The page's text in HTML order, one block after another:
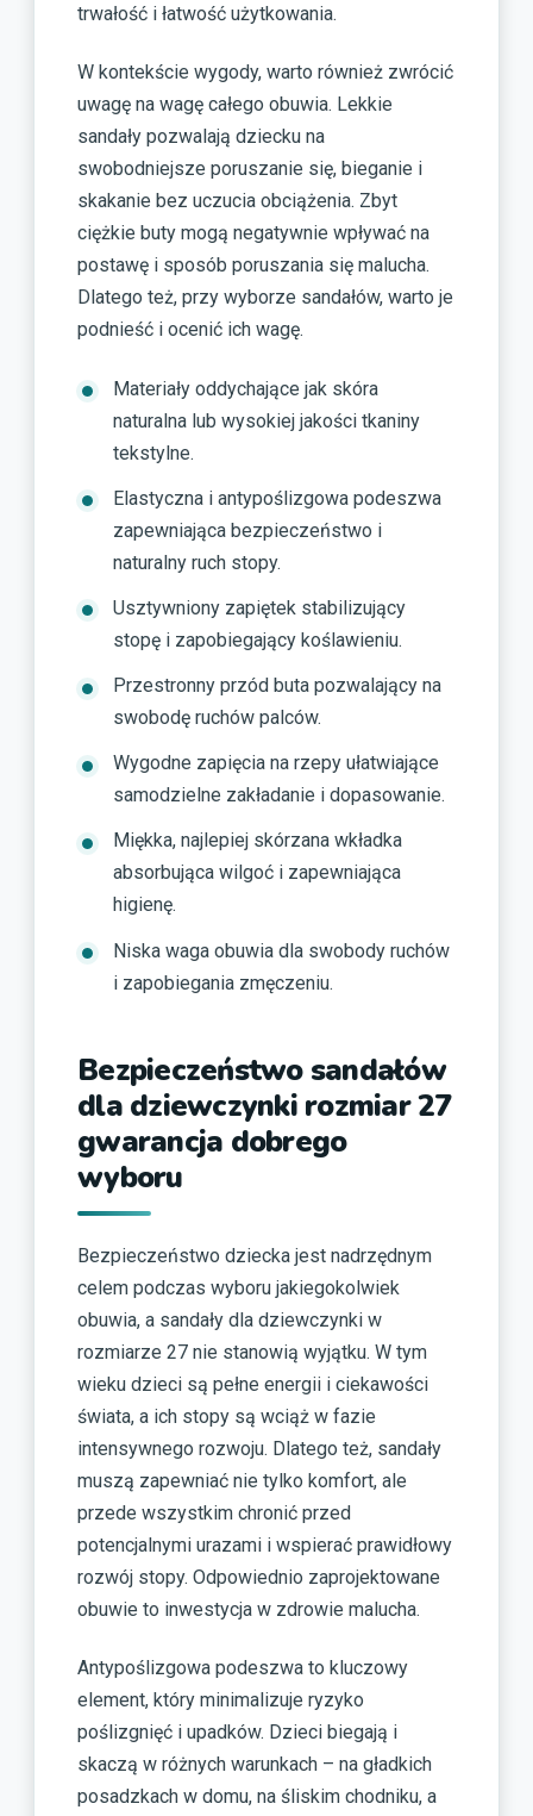
trwałość i łatwość użytkowania.
W kontekście wygody, warto również zwrócić
uwagę na wagę całego obuwia. Lekkie
sandały pozwalają dziecku na
swobodniejsze poruszanie się, bieganie i
skakanie bez uczucia obciążenia. Zbyt
ciężkie buty mogą negatywnie wpływać na
postawę i sposób poruszania się malucha.
Dlatego też, przy wyborze sandałów, warto je
podnieść i ocenić ich wagę.
Materiały oddychające jak skóra
naturalna lub wysokiej jakości tkaniny
tekstylne.
Elastyczna i antypoślizgowa podeszwa
zapewniająca bezpieczeństwo i
naturalny ruch stopy.
Usztywniony zapiętek stabilizujący
stopę i zapobiegający koślawieniu.
Przestronny przód buta pozwalający na
swobodę ruchów palców.
Wygodne zapięcia na rzepy ułatwiające
samodzielne zakładanie i dopasowanie.
Miękka, najlepiej skórzana wkładka
absorbująca wilgoć i zapewniająca
higienę.
Niska waga obuwia dla swobody ruchów
i zapobiegania zmęczeniu.
Bezpieczeństwo sandałów
dla dziewczynki rozmiar 27
gwarancja dobrego
wyboru
Bezpieczeństwo dziecka jest nadrzędnym
celem podczas wyboru jakiegokolwiek
obuwia, a sandały dla dziewczynki w
rozmiarze 27 nie stanowią wyjątku. W tym
wieku dzieci są pełne energii i ciekawości
świata, a ich stopy są wciąż w fazie
intensywnego rozwoju. Dlatego też, sandały
muszą zapewniać nie tylko komfort, ale
przede wszystkim chronić przed
potencjalnymi urazami i wspierać prawidłowy
rozwój stopy. Odpowiednio zaprojektowane
obuwie to inwestycja w zdrowie malucha.
Antypoślizgowa podeszwa to kluczowy
element, który minimalizuje ryzyko
poślizgnięć i upadków. Dzieci biegają i
skaczą w różnych warunkach – na gładkich
posadzkach w domu, na śliskim chodniku, a